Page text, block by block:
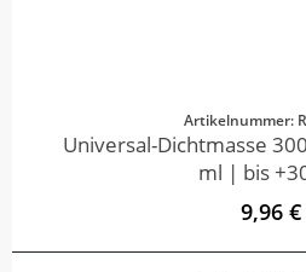
Artikelnummer:
Universal-Dichtmasse
ml | bis
9,96 €